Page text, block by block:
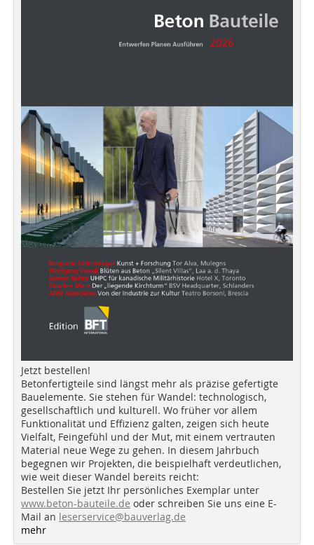
Jetzt bestellen!
Betonfertigteile sind längst mehr als präzise gefertigte
Bauelemente. Sie stehen für Wandel: technologisch,
gesellschaftlich und kulturell. Wo früher vor allem
Funktionalität und Effizienz galten, zeigen sich heute
Vielfalt, Feingefühl und der Mut, mit einem vertrauten
Material neue Wege zu gehen. In diesem Jahrbuch
begegnen wir Projekten, die beispielhaft verdeutlichen,
wie weit dieser Wandel bereits reicht:
Bestellen Sie jetzt Ihr persönliches Exemplar unter
www.beton-bauteile.de oder schreiben Sie uns eine E-
Mail an leserservice@bauverlag.de
mehr